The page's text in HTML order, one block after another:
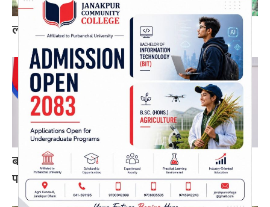
लागुऔषधसहित विभिन्न स्थानबाट २० जना पक्राउ
बन्द र घाटामा थलिएका केही उद्योगमा आशालाग्दा
परिणाम देखिन थाले : प्रधानमन्त्री शाह